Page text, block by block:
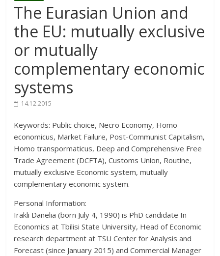
The Eurasian Union and
the EU: mutually exclusive
or mutually
complementary economic
systems
14.12.2015
Keywords: Public choice, Necro Economy, Homo
economicus, Market Failure, Post-Communist Capitalism,
Homo transpormaticus, Deep and Comprehensive Free
Trade Agreement (DCFTA), Customs Union, Routine,
mutually exclusive Economic system, mutually
complementary economic system.
Personal Information:
Irakli Danelia (born July 4, 1990) is PhD candidate In
Economics at Tbilisi State University, Head of Economic
research department at TSU Center for Analysis and
Forecast (since January 2015) and Commercial Manager